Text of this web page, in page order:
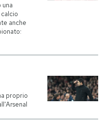
una
anche
proprio